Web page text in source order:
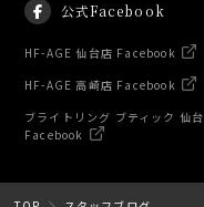
公式Facebook
HF-AGE 仙台店 Facebook
HF-AGE 高崎店 Facebook
ブライトリング ブティック 仙台
Facebook